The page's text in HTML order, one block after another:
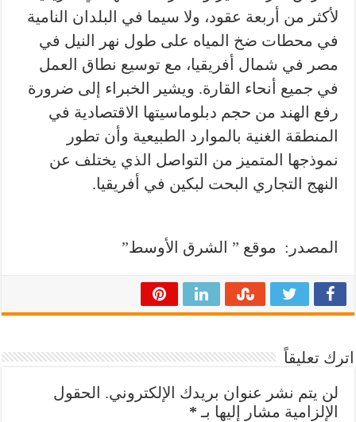
لأكثر من أربعة عقود، ولا سيما في البلدان النامية
في محطات ضخ المياه على طول نهر النيل في
مصر في شمال أفريقيا، مع توسيع نطاق العمل
في جميع أنحاء القارة. ويشير الخبراء إلى ضرورة
رفع الهند من حجم دبلوماسيتها الاقتصادية في
المنطقة الغنية بالموارد الطبيعية وأن تطور
نموذجها المتميز من التواصل الذي يختلف عن
النهج التجاري البحت لبكين في أفريقيا.
المصدر: موقع ” الشرق الأوسط”
اترك تعليقاً
لن يتم نشر عنوان بريدك الإلكتروني. الحقول
الإلزامية مشار إليها بـ *